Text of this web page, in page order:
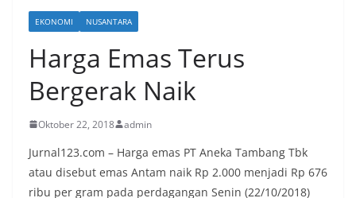
EKONOMI NUSANTARA
Harga Emas Terus
Bergerak Naik
Oktober 22, 2018 admin
Jurnal123.com – Harga emas PT Aneka Tambang Tbk
atau disebut emas Antam naik Rp 2.000 menjadi Rp 676
ribu per gram pada perdagangan Senin (22/10/2018)